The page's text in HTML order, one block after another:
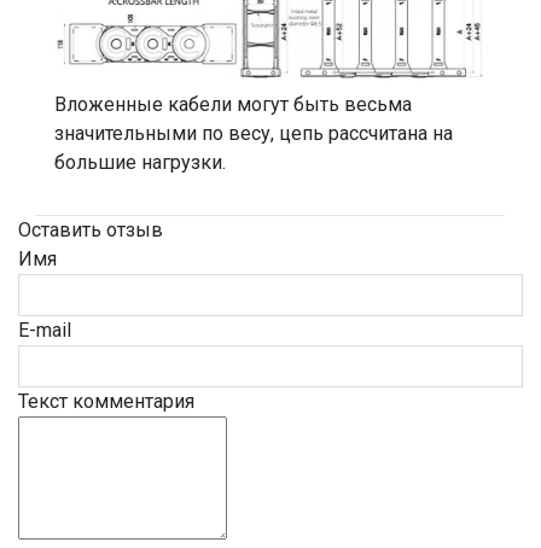
Вложенные кабели могут быть весьма
значительными по весу, цепь рассчитана на
большие нагрузки.
Оставить отзыв
Имя
E-mail
Текст комментария